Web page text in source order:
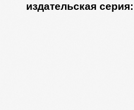
издательская